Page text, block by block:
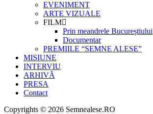
EVENIMENT
ARTE VIZUALE
FILM
Prin meandrele Bucureștiului
Documentar
PREMIILE “SEMNE ALESE”
MISIUNE
INTERVIU
ARHIVĂ
PRESA
Contact
Copyrights © 2026 Semnealese.RO